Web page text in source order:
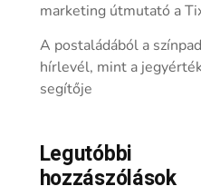
marketing útmutató a
A postaládából a
hírlevél, mint a
segítője
Legutóbbi
hozzászólások